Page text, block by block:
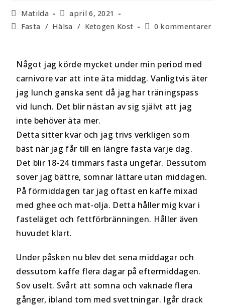
Matilda
april 6, 2021
Fasta / Hälsa / Ketogen Kost 0 kommentarer
Något jag körde mycket under min period med
carnivore var att inte äta middag. Vanligtvis äter
jag lunch ganska sent då jag har träningspass
vid lunch. Det blir nästan av sig självt att jag
inte behöver äta mer.
Detta sitter kvar och jag trivs verkligen som
bäst när jag får till en längre fasta varje dag.
Det blir 18-24 timmars fasta ungefär. Dessutom
sover jag bättre, somnar lättare utan middagen.
På förmiddagen tar jag oftast en kaffe mixad
med ghee och mat-olja. Detta håller mig kvar i
fasteläget och fettförbränningen. Håller även
huvudet klart.
Under påsken nu blev det sena middagar och
dessutom kaffe flera dagar på eftermiddagen.
Sov uselt. Svårt att somna och vaknade flera
gånger, ibland tom med svettningar. Igår drack